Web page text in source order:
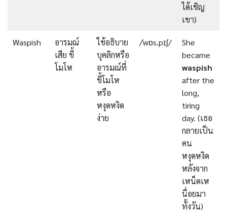
ได้เชิญ
เขา)
Waspish
อารมณ์
เสีย ขี้
โมโห
ใช้อธิบาย
บุคลิกหรือ
อารมณ์ที่
ขี้โมโห
หรือ
หงุดหงิด
ง่าย
/ˈwɒs.pɪʃ/
She
became
waspish
after the
long,
tiring
day. (เธอ
กลายเป็น
คน
หงุดหงิด
หลังจาก
เหน็ดเห
นื่อยมา
ทั้งวัน)